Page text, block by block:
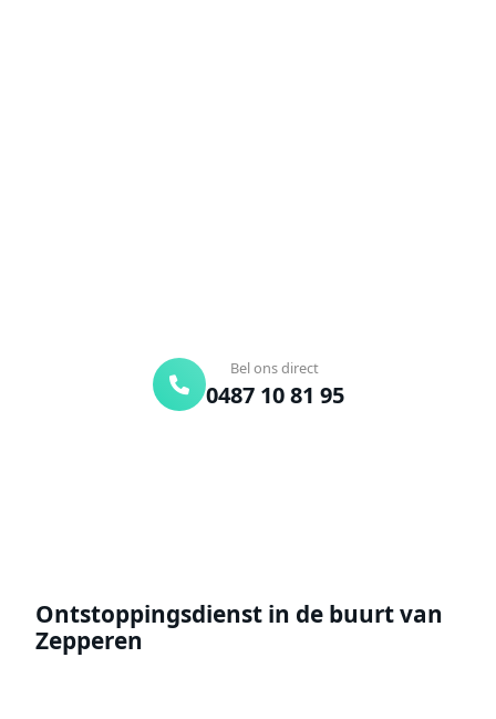
Bel ons direct
0487 10 81 95
Ontstoppingsdienst in de buurt van
Zepperen